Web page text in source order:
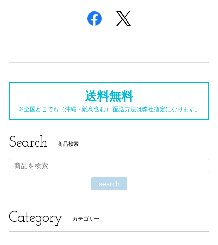
送料無料
※全国どこでも（沖縄・離島含む） 配送方法は弊社指定になります。
Search 商品検索
search
Category カテゴリー